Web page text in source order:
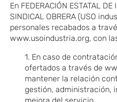
En FEDERACIÓN ESTATAL
SINDICAL OBRERA (USO
personales recabados a
www.usoindustria.org, con
1. En caso de
ofertados a través de
mantener la relación
gestión, administración,